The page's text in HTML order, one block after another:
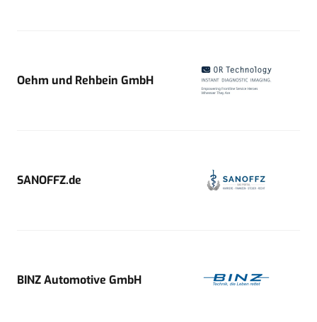
Oehm und Rehbein GmbH
SANOFFZ.de
BINZ Automotive GmbH